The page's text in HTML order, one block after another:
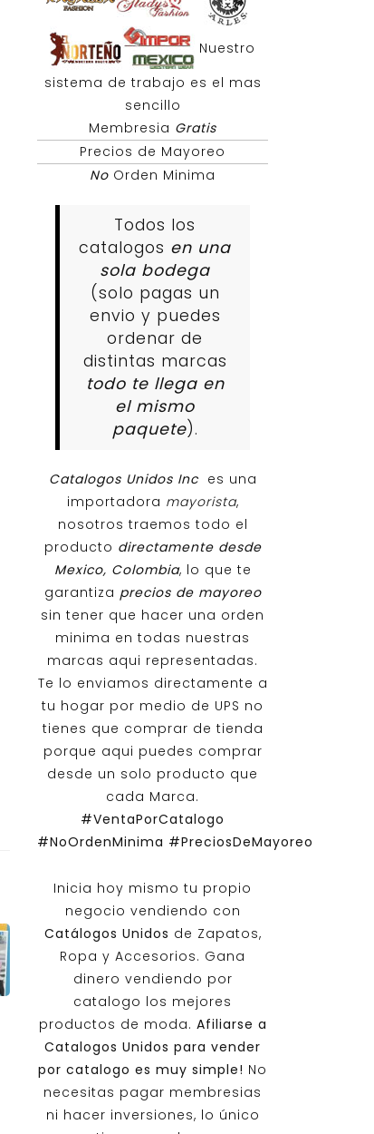
Nuestro
sistema de trabajo es el mas
sencillo
Membresia Gratis
Precios de Mayoreo
No Orden Minima
Todos los
catalogos en una
sola bodega
(solo pagas un
envio y puedes
ordenar de
distintas marcas
todo te llega en
el mismo
paquete).
Catalogos Unidos Inc es una
importadora mayorista,
nosotros traemos todo el
producto directamente desde
Mexico, Colombia, lo que te
garantiza precios de mayoreo
sin tener que hacer una orden
minima en todas nuestras
marcas aqui representadas.
Te lo enviamos directamente a
tu hogar por medio de UPS no
tienes que comprar de tienda
porque aqui puedes comprar
desde un solo producto que
cada Marca.
#VentaPorCatalogo
#NoOrdenMinima #PreciosDeMayoreo
Inicia hoy mismo tu propio
negocio vendiendo con
Catálogos Unidos de Zapatos,
Ropa y Accesorios. Gana
dinero vendiendo por
catalogo los mejores
productos de moda. Afiliarse a
Catalogos Unidos para vender
por catalogo es muy simple! No
necesitas pagar membresias
ni hacer inversiones, lo único